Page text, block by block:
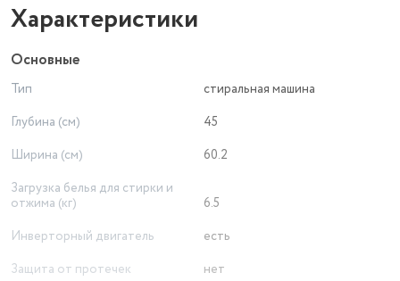
Характеристики
Основные
Тип
стиральная машина
Глубина (см)
45
Ширина (см)
60.2
Загрузка белья для стирки и
отжима (кг)
6.5
Инверторный двигатель
есть
Защита от протечек
нет